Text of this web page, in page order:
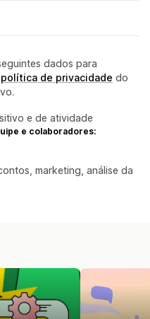
dados para
política de privacidade do
e de atividade
e colaboradores:
marketing, análise da